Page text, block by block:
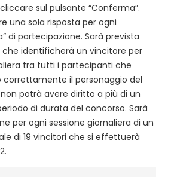
sul pulsante “Conferma”.
una sola risposta per ogni
di partecipazione. Sarà prevista
che identificherà un vincitore per
tra tutti i partecipanti che
correttamente il personaggio del
potrà avere diritto a più di un
di durata del concorso. Sarà
per ogni sessione giornaliera di un
di 19 vincitori che si effettuerà